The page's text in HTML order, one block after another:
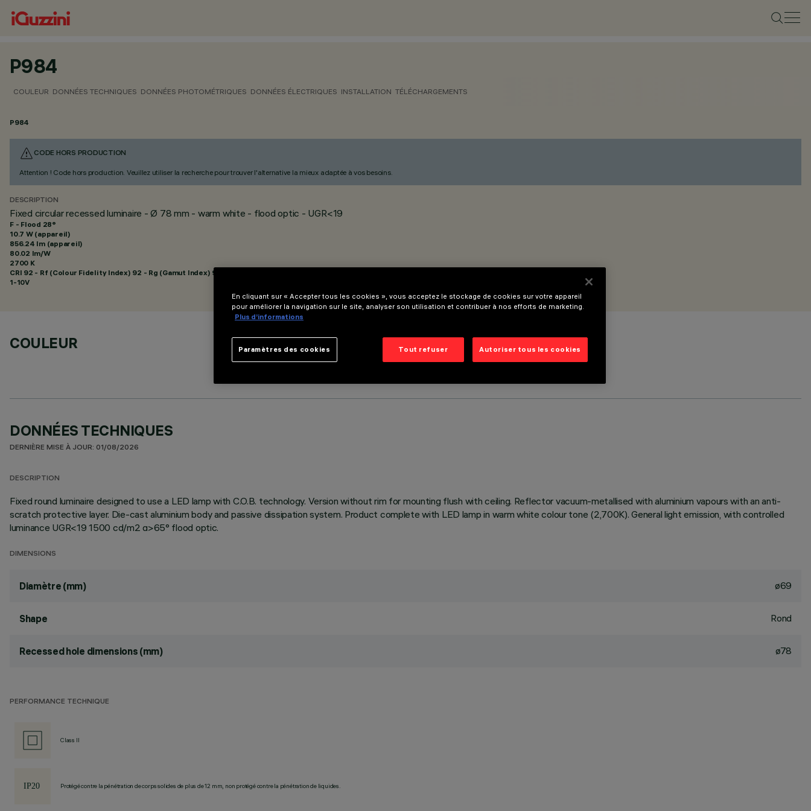
P984
COULEUR DONNÉES TECHNIQUES DONNÉES PHOTOMÉTRIQUES DONNÉES ÉLECTRIQUES INSTALLATION TÉLÉCHARGEMENTS
P984
CODE HORS PRODUCTION
Attention ! Code hors production. Veuillez utiliser la recherche pour trouver l'alternative la mieux adaptée à vos besoins.
DESCRIPTION
Fixed circular recessed luminaire - Ø 78 mm - warm white - flood optic - UGR<19
F - Flood 28°
10.7 W (appareil)
856.24 lm (appareil)
80.02 lm/W
2700 K
CRI 92 - Rf (Colour Fidelity Index) 92 - Rg (Gamut Index) 99
1-10V
COULEUR
DONNÉES TECHNIQUES
DERNIÈRE MISE À JOUR: 01/08/2026
DESCRIPTION
Fixed round luminaire designed to use a LED lamp with C.O.B. technology. Version without rim for mounting flush with ceiling. Reflector vacuum-metallised with aluminium vapours with an anti-
scratch protective layer. Die-cast aluminium body and passive dissipation system. Product complete with LED lamp in warm white colour tone (2,700K). General light emission, with controlled
luminance UGR<19 1500 cd/m2 α>65° flood optic.
DIMENSIONS
Diamètre (mm) ø69
Shape Rond
Recessed hole dimensions (mm) ø78
PERFORMANCE TECHNIQUE
Class II
Protégé contre la pénétration de corps solides de plus de 12 mm, non protégé contre la pénétration de liquides.
En cliquant sur « Accepter tous les cookies », vous acceptez le stockage de cookies sur votre appareil
pour améliorer la navigation sur le site, analyser son utilisation et contribuer à nos efforts de marketing.
Plus d’informations
Tout refuser Autoriser tous les cookies
Paramètres des cookies